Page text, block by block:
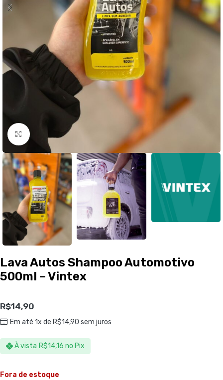
Clique para ampliar
Lava Autos Shampoo Automotivo
500ml – Vintex
R$14,90
Em até 1x de R$14,90 sem juros
À vista R$14,16 no Pix
Fora de estoque